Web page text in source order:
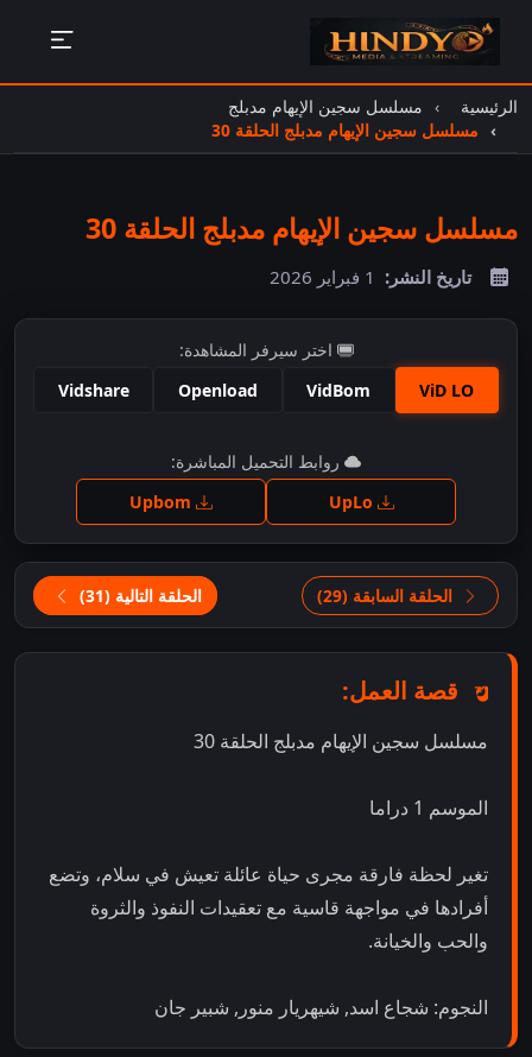
الرئيسية
مسلسل سجين الإيهام مدبلج
مسلسل سجين الإيهام مدبلج الحلقة 30
مسلسل سجين الإيهام مدبلج الحلقة 30
تاريخ النشر: 1 فبراير 2026
اختر سيرفر المشاهدة:
ViD LO
VidBom
Openload
Vidshare
اضغط للمشاهدة
روابط التحميل المباشرة:
الحلقة السابقة (29) الحلقة التالية (31)
قصة العمل:
مسلسل سجين الإيهام مدبلج الحلقة 30
الموسم 1 دراما
تغير لحظة فارقة مجرى حياة عائلة تعيش في سلام، وتضع
أفرادها في مواجهة قاسية مع تعقيدات النفوذ والثروة
والحب والخيانة.
النجوم: شجاع اسد, شيهريار منور, شبير جان